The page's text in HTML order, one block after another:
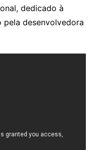
dedicado à
pela desenvolvedora